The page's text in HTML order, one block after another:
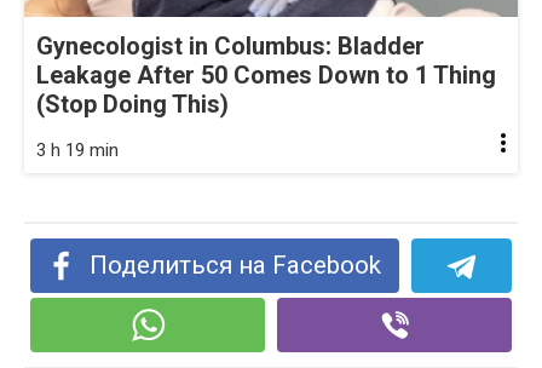
Gynecologist in Columbus: Bladder
Leakage After 50 Comes Down to 1 Thing
(Stop Doing This)
3 h 19 min
Поделиться на Facebook